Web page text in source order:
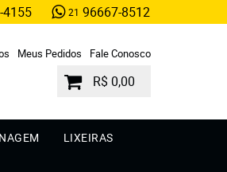
4155 21 96667-8512
Meus Pedidos Fale Conosco
R$ 0,00
LIXEIRAS